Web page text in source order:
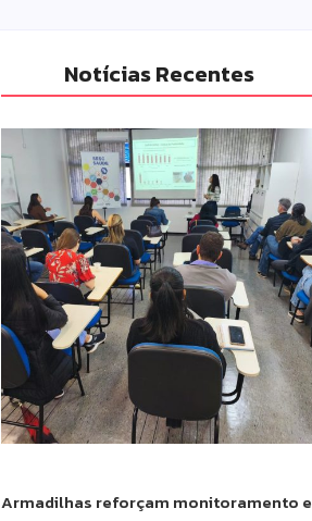
Notícias Recentes
Armadilhas reforçam monitoramento e